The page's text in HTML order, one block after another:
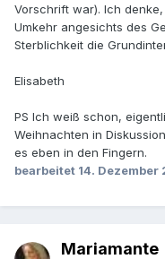
Vorschrift war). Ich
Umkehr angesichts des
Sterblichkeit die
Elisabeth
PS Ich weiß schon,
Weihnachten in
es eben in den Fingern.
bearbeitet 14. Dezember
Mariamante